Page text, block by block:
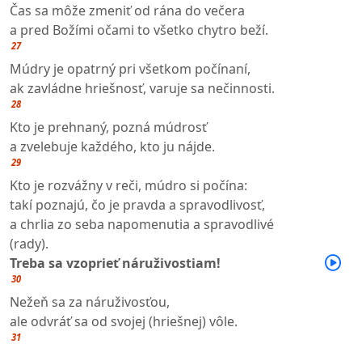
Čas sa môže zmeniť od rána do večera
a pred Božími očami to všetko chytro beží.
27
Múdry je opatrný pri všetkom počínaní,
ak zavládne hriešnosť, varuje sa nečinnosti.
28
Kto je prehnaný, pozná múdrosť
a zvelebuje každého, kto ju nájde.
29
Kto je rozvážny v reči, múdro si počína:
takí poznajú, čo je pravda a spravodlivosť,
a chrlia zo seba napomenutia a spravodlivé
(rady).
Treba sa vzoprieť náruživostiam!
30
Nežeň sa za náruživosťou,
ale odvráť sa od svojej (hriešnej) vôle.
31